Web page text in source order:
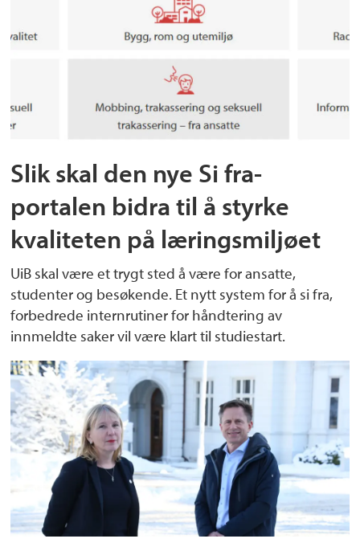
Slik skal den nye Si fra-
portalen bidra til å styrke
kvaliteten på læringsmiljøet
UiB skal være et trygt sted å være for ansatte,
studenter og besøkende. Et nytt system for å si fra,
forbedrede internrutiner for håndtering av
innmeldte saker vil være klart til studiestart.